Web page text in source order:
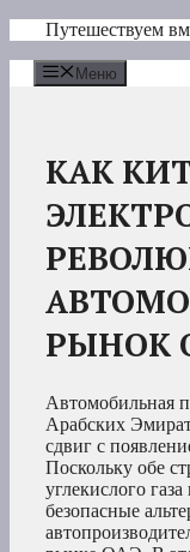
Перейти
содержимому
Путешествуем
Меню
КАК
РЫНОК
Автомобильная
Арабских
сдвиг с
Поскольку обе
углекислого
безопасные